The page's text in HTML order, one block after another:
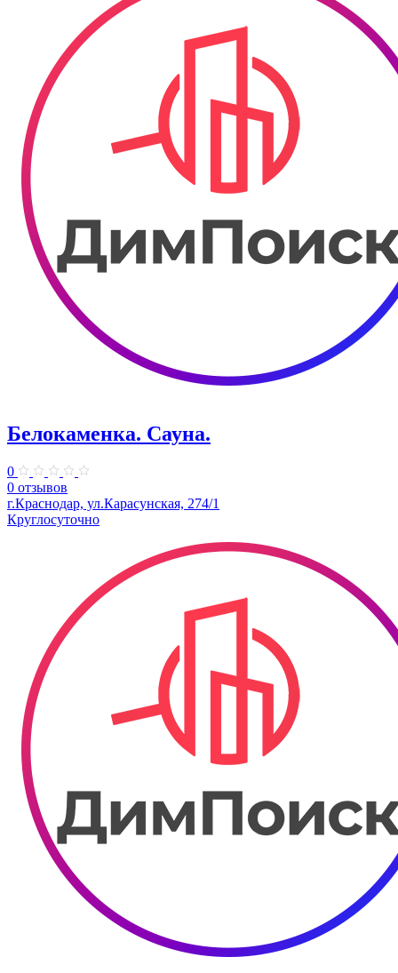
Белокаменка. Сауна.
0
0 отзывов
г.Краснодар, ул.Карасунская, 274/1
Круглосуточно